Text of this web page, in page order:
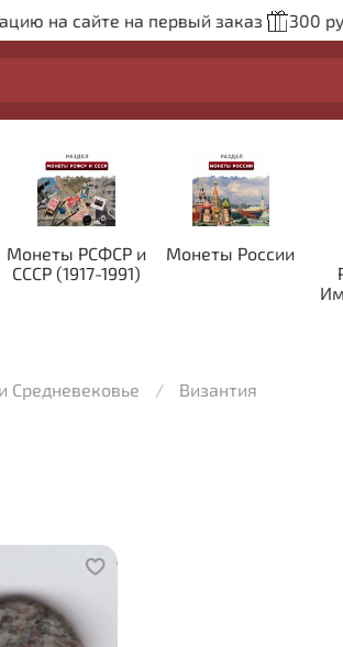
на сайте на первый заказ 300
Монеты РСФСР и
СССР (1917-1991)
Монеты России
Средневековье Византия